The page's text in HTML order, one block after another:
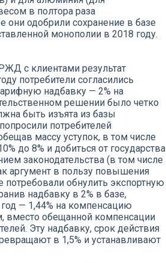
в полтора раза
они одобрили сохранение в базе
монополии в 2018 году.
с клиентами результат
потребители согласились
надбавку — 2% на
решении было четко
быть изъята из базы
потребителей
массу уступок, в том числе
до 8% и добиться от государства
законодательства (в том числе
аргумент в пользу повышения
потребовали обнулить экспортную
надбавку в 2% в базе,
— 1,44% на компенсацию
вместо обещанной компенсации
Эту надбавку, срок действия
в 1,5% и устанавливают